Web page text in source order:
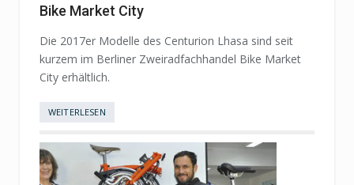
Bike Market City
Die 2017er Modelle des Centurion Lhasa sind seit
kurzem im Berliner Zweiradfachhandel Bike Market
City erhältlich.
WEITERLESEN